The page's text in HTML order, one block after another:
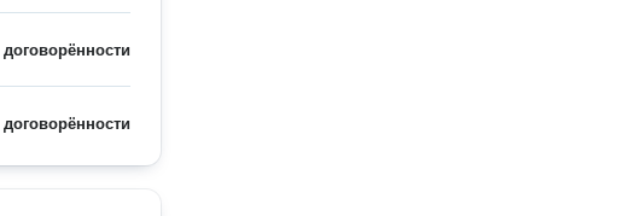
договорённости
договорённости